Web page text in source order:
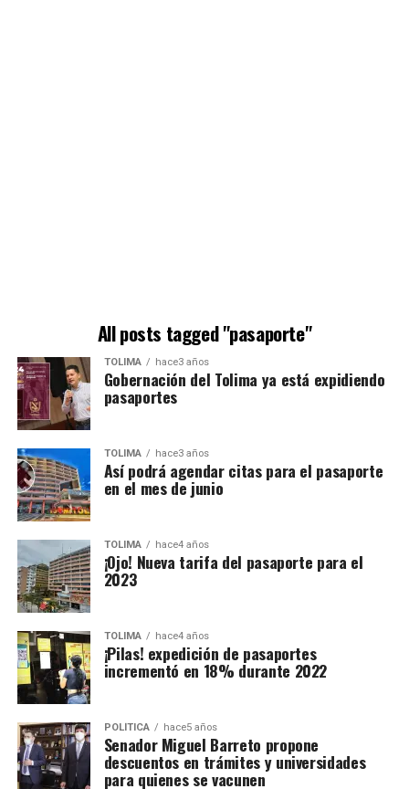
All posts tagged "pasaporte"
TOLIMA hace3 años
Gobernación del Tolima ya está expidiendo
pasaportes
TOLIMA hace3 años
Así podrá agendar citas para el pasaporte
en el mes de junio
TOLIMA hace4 años
¡Ojo! Nueva tarifa del pasaporte para el
2023
TOLIMA hace4 años
¡Pilas! expedición de pasaportes
incrementó en 18% durante 2022
POLÍTICA hace5 años
Senador Miguel Barreto propone
descuentos en trámites y universidades
para quienes se vacunen